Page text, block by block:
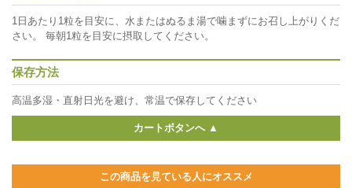
1日あたり1粒を目安に、水またはぬるま湯で噛まずにお召し上がりくだ
さい。 毎朝1粒を目安に摂取してください。
保存方法
高温多湿・直射日光を避け、常温で保存してください
カートボタンへ ▲
この商品を見ている人にオススメ